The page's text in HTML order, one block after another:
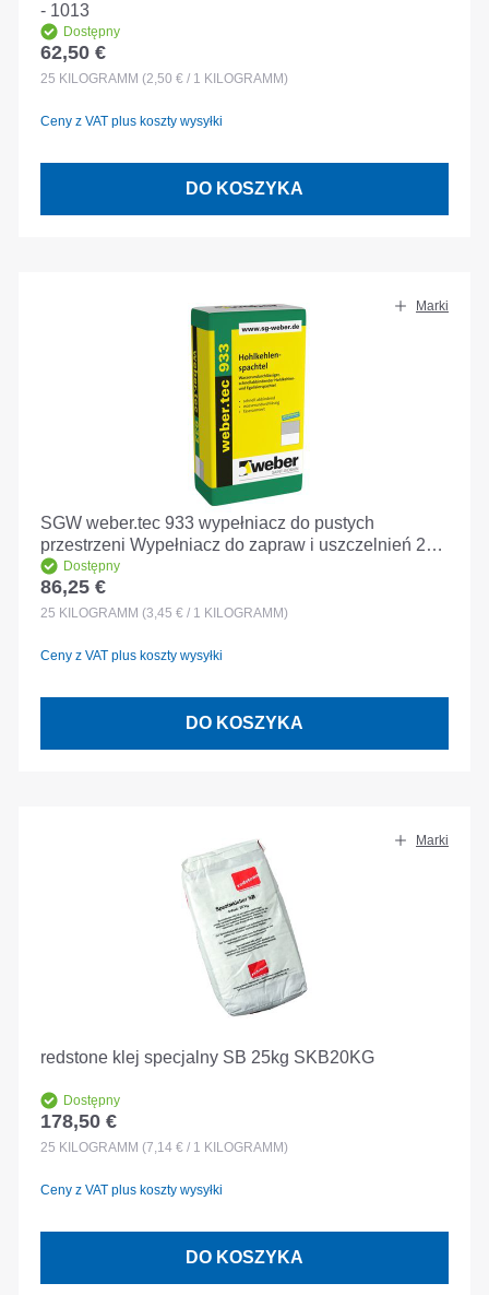
- 1013
Dostępny
Cena regularna:
62,50 €
25 KILOGRAMM (2,50 € / 1 KILOGRAMM)
Ceny z VAT plus koszty wysyłki
DO KOSZYKA
Marki
SGW weber.tec 933 wypełniacz do pustych
przestrzeni Wypełniacz do zapraw i uszczelnień 25
kg Dostępny
Cena regularna:
86,25 €
25 KILOGRAMM (3,45 € / 1 KILOGRAMM)
Ceny z VAT plus koszty wysyłki
DO KOSZYKA
Marki
redstone klej specjalny SB 25kg SKB20KG
Dostępny
Cena regularna:
178,50 €
25 KILOGRAMM (7,14 € / 1 KILOGRAMM)
Ceny z VAT plus koszty wysyłki
DO KOSZYKA